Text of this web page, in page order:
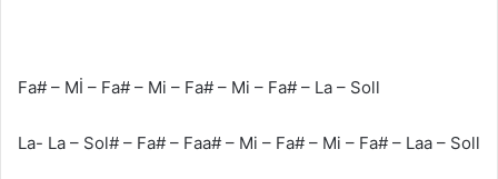
Fa# – Mİ – Fa# – Mi – Fa# – Mi – Fa# – La – Soll
La- La – Sol# – Fa# – Faa# – Mi – Fa# – Mi – Fa# – Laa – Soll